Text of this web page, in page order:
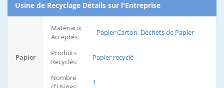
Usine de Recyclage Détails sur l'Entreprise
Papier
Matériaux
Acceptés:
Papier Carton, Déchets de Papier
Produits
Recyclés:
Papier recyclé
Nombre
1